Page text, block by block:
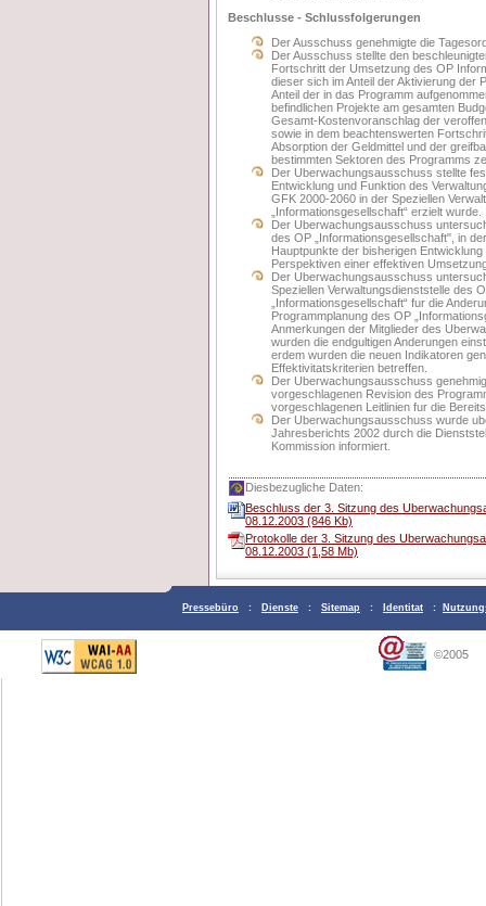
Beschlusse - Schlussfolgerungen
Der Ausschuss genehmigte die
Der Ausschuss stellte den
Fortschritt der Umsetzung des OP
dieser sich im Anteil der Aktivierung der
Anteil der in das Programm
befindlichen Projekte am gesamten
Gesamt-Kostenvoranschlag der
sowie in dem beachtenswerten
Absorption der Geldmittel und der
bestimmten Sektoren des Programms
Der Uberwachungsausschuss stellte
Entwicklung und Funktion des
GFK 2000-2060 in der Speziellen
„Informationsgesellschaft“ erzielt wurde.
Der Uberwachungsausschuss
des OP „Informationsgesellschaft", in
Hauptpunkte der bisherigen
Perspektiven einer effektiven
Der Uberwachungsausschuss
Speziellen Verwaltungsdienststelle des
„Informationsgesellschaft“ fur die
Programmplanung des OP
Anmerkungen der Mitglieder des
wurden die endgultigen Anderungen
erdem wurden die neuen Indikatoren
Effektivitatskriterien betreffen.
Der Uberwachungsausschuss
vorgeschlagenen Revision des
vorgeschlagenen Leitlinien fur die
Der Uberwachungsausschuss wurde
Jahresberichts 2002 durch die
Kommission informiert.
Diesbezugliche Daten:
Beschluss der 3. Sitzung des
08.12.2003 (846 Kb)
Protokolle der 3. Sitzung des
08.12.2003 (1,58 Mb)
Pressebüro : Dienste : Sitemap : Identitat :
©2005